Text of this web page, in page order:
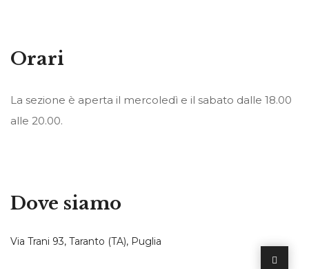
Orari
La sezione è aperta il mercoledì e il sabato dalle 18.00
alle 20.00.
Dove siamo
Via Trani 93, Taranto (TA), Puglia